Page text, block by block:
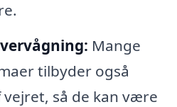
Mange
tilbyder også
så de kan være